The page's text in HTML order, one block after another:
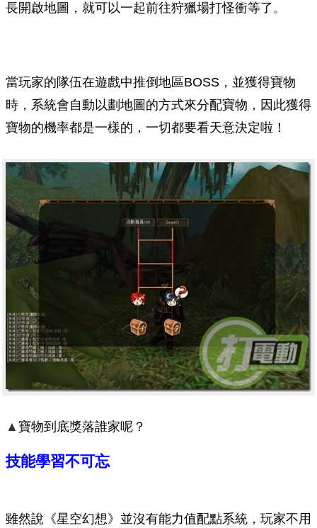
長開啟地圖，就可以一起前往狩獵場打怪衝等了。
當玩家的隊伍在遊戲中推倒地區BOSS，並獲得寶物
時，系統會自動以劃地圖的方式來分配寶物，因此獲得
寶物的機率都是一樣的，一切都要看天意決定啦！
▲ 寶物到底獎落誰家呢？
技能學習不可忘
雖然說《星空幻想》並沒有能力值配點系統，玩家不用